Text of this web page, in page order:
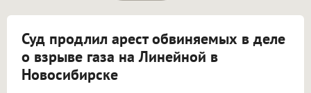
Суд продлил арест обвиняемых в деле
о взрыве газа на Линейной в
Новосибирске